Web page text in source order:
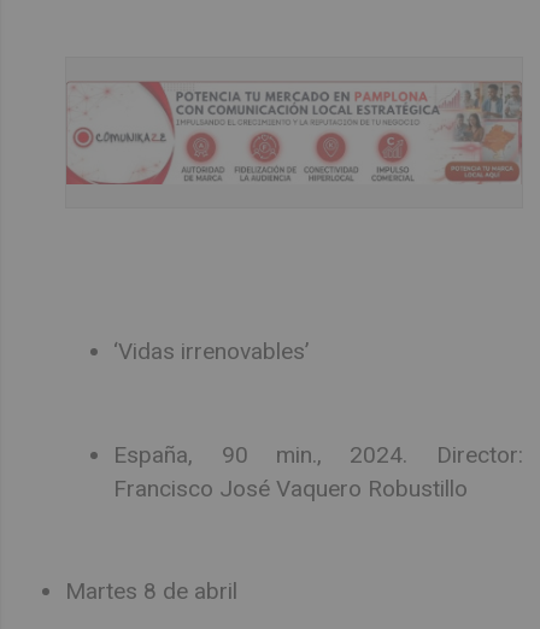
‘Vidas irrenovables’
España, 90 min., 2024. Director:
Francisco José Vaquero Robustillo
Martes 8 de abril